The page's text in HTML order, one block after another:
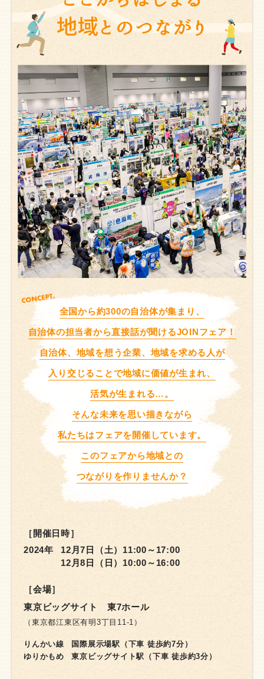
CONCEPT.全国から約300の自治体が集まり、
自治体の担当者から直接話が聞けるJOINフェア！
自治体、地域を想う企業、地域を求める人が
入り交じることで地域に価値が生まれ、
活気が生まれる…。
そんな未来を思い描きながら
私たちはフェアを開催しています。
このフェアから地域との
つながりを作りませんか？
［開催日時］
2024年
12月7日（土） 11:00～17:00
12月8日（日） 10:00～16:00
［会場］
東京ビッグサイト 東7ホール
（東京都江東区有明3丁目11-1）
りんかい線
国際展示場駅（下車 徒歩約7分）
ゆりかもめ
東京ビッグサイト駅（下車 徒歩約3分）